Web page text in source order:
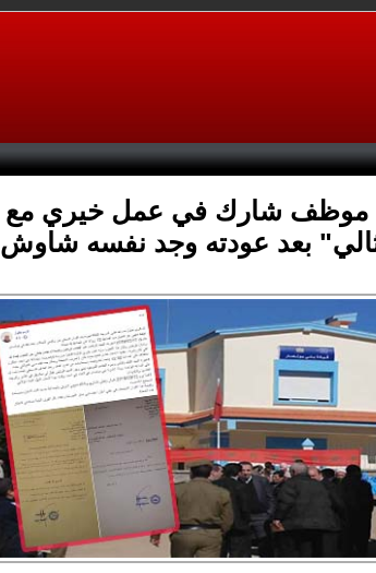
موظف شارك في عمل خيري مع
بعد عودته وجد نفسه شاوش